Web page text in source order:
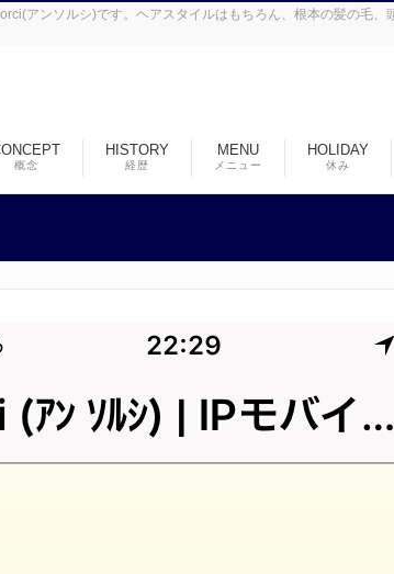
アンソルシ)です。ヘアスタイルはもちろん、根本の髪の毛
概念
HISTORY
経歴
MENU
メニュー
HOLIDAY
休み